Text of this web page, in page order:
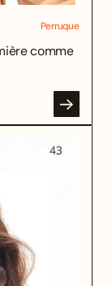
Perruque
comme